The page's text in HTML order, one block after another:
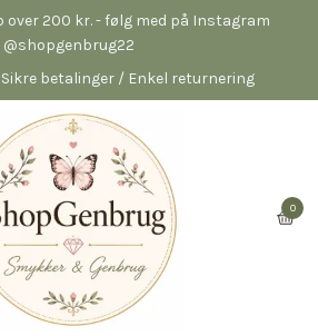
over 200 kr. - følg med på Instagram
@shopgenbrug22
betalinger / Enkel returnering
0